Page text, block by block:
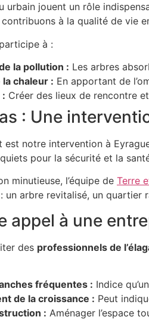
urbain jouent un rôle
contribuons à la qualité de vie
à :
la pollution : Les arbres
chaleur : En apportant de
: Créer des lieux de rencontre
: Une
est notre intervention à
pour la sécurité et la
minutieuse, l’équipe de Terre
: un arbre revitalisé, un
appel à une
des professionnels de
fréquentes : Indice
de la croissance : Peut
: Aménager l’espace